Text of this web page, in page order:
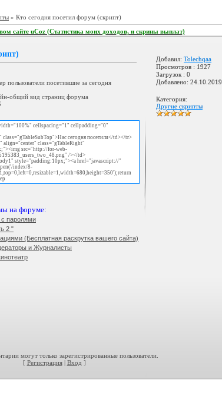
для Ucoz
:Софт шаблоны
Категория :
» Кто сегодня посетил форум (cкрипт)
сайте uCoz (Статистика моих доходов, и скрины выплат)
пользователи посетившие за сегодня
общий вид страниц форума
cellspacing="1" cellpadding="0"
сегодня посетили</td></tr>
align="center" class="gTableRight"
src="http://for-web-
/></td>
style="padding:10px;"><a href="javascript://"
index/8-
на форуме:
с паролями
2 "
(Бесплатная раскрутка вашего сайта)
и Журналисты
Добавил: Tolechqaa
Просмотров : 1927
Загрузок : 0
Добавлено: 24.10.2019
Категория:
Другие скрипты
могут только зарегистрированные пользователи.
[ Регистрация| Вход ]